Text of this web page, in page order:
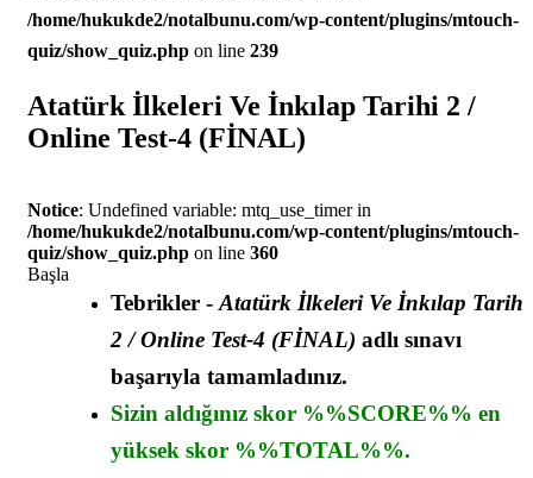
/home/hukukde2/notalbunu.com/wp-content/plugins/mtouch-
quiz/show_quiz.php on line 239
Atatürk İlkeleri Ve İnkılap Tarihi 2 /
Online Test-4 (FİNAL)
Notice: Undefined variable: mtq_use_timer in
/home/hukukde2/notalbunu.com/wp-content/plugins/mtouch-
quiz/show_quiz.php on line 360
Başla
Tebrikler - Atatürk İlkeleri Ve İnkılap Tarihi
2 / Online Test-4 (FİNAL) adlı sınavı
başarıyla tamamladınız.
Sizin aldığınız skor %%SCORE%% en
yüksek skor %%TOTAL%%.